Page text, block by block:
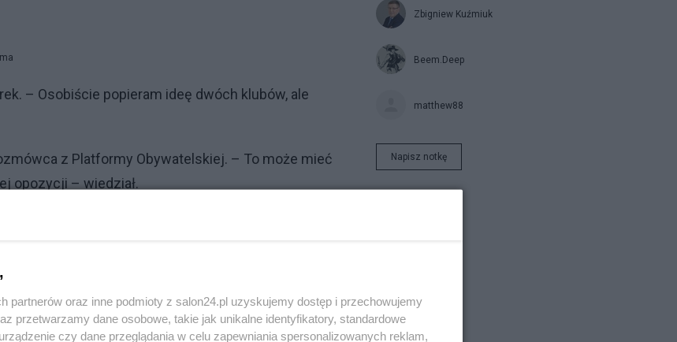
– Osobiście popieram ideę dwóch klubów, ale
z Platformy Obywatelskiej. – To może mieć
opozycji – wiedział.
Zbigniew Kuźmiuk
Beem.Deep
matthew88
Napisz notkę
partnerów oraz inne podmioty z salon24.pl uzyskujemy dostęp i przechowujemy
przetwarzamy dane osobowe, takie jak unikalne identyfikatory, standardowe
czy dane przeglądania w celu zapewniania spersonalizowanych reklam,